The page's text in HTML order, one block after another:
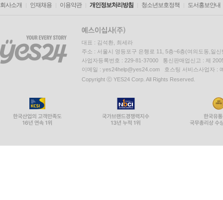
회사소개 인재채용 이용약관 개인정보처리방침 청소년보호정책 도서홍보안내
대표 : 김석환, 최세라
주소 : 서울시 영등포구 은행로 11, 5층~6층(여의도동,일신
사업자등록번호 : 229-81-37000 통신판매업신고 : 제
이메일 : yes24help@yes24.com 호스팅 서비스사업자 :
Copyright ⓒ YES24 Corp. All Rights Reserved.